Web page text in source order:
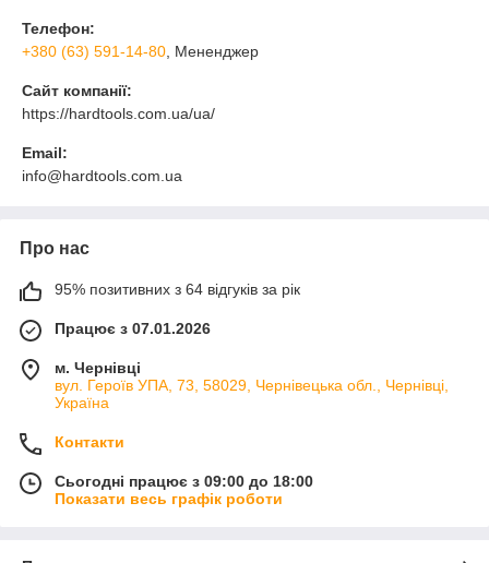
Телефон:
+380 (63) 591-14-80 , Мененджер
Сайт компанії:
https://hardtools.com.ua/ua/
Email:
info@hardtools.com.ua
Про нас
95% позитивних з 64 відгуків за рік
Працює з 07.01.2026
м. Чернівці
вул. Героїв УПА, 73, 58029, Чернівецька обл., Чернівці,
Україна
Контакти
Сьогодні працює з 09:00 до 18:00
Показати весь графік роботи